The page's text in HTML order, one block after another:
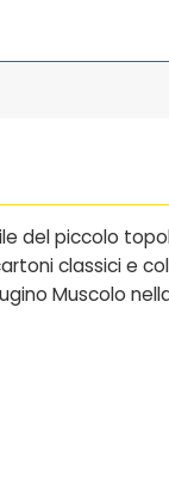
del piccolo
classici e
Muscolo